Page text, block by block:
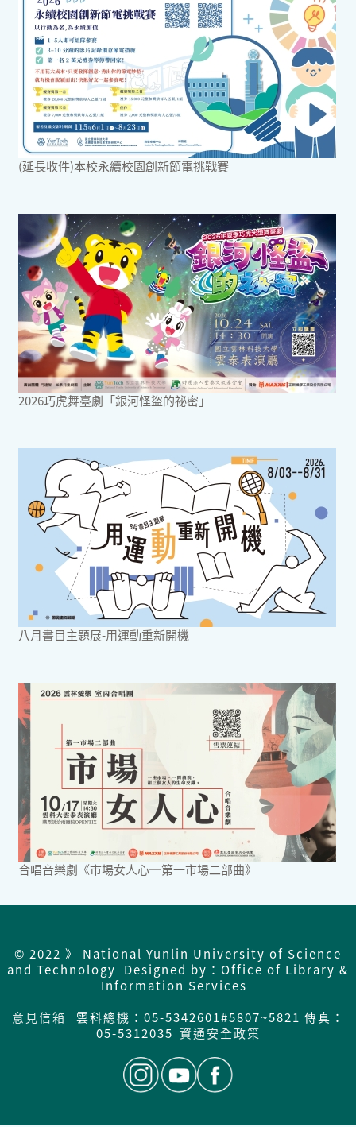
(延長收件)本校永續校園創新節電挑戰賽
2026巧虎舞臺劇「銀河怪盜的祕密」
八月書目主題展-用運動重新開機
合唱音樂劇《市場女人心─第一市場二部曲》
© 2022 》 National Yunlin University of Science
and Technology Designed by：Office of Library &
Information Services
意見信箱
雲科總機：05-5342601#5807~5821 傳真：
05-5312035 資通安全政策